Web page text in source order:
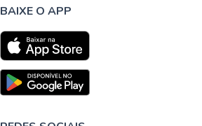
BAIXE O APP